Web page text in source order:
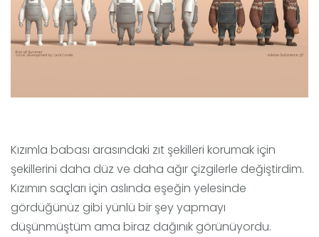
Kızımla babası arasındaki zıt şekilleri korumak için
şekillerini daha düz ve daha ağır çizgilerle değiştirdim.
Kızımın saçları için aslında eşeğin yelesinde
gördüğünüz gibi yünlü bir şey yapmayı
düşünmüştüm ama biraz dağınık görünüyordu.